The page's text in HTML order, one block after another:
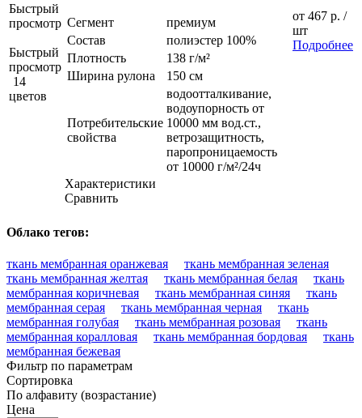
Быстрый
просмотр
Быстрый
просмотр
14
цветов
Сегмент
премиум
Состав
полиэстер 100%
Плотность
138 г/м²
Ширина рулона
150 см
Потребительские
свойства
водоотталкивание,
водоупорность от
10000 мм вод.ст.,
ветрозащитность,
паропроницаемость
от 10000 г/м²/24ч
Характеристики
Сравнить
от 467 р. /
шт
Подробнее
Облако тегов:
ткань мембранная оранжевая
ткань мембранная зеленая
ткань мембранная желтая
ткань мембранная белая
ткань
мембранная коричневая
ткань мембранная синяя
ткань
мембранная серая
ткань мембранная черная
ткань
мембранная голубая
ткань мембранная розовая
ткань
мембранная коралловая
ткань мембранная бордовая
ткань
мембранная бежевая
Фильтр по параметрам
Сортировка
По алфавиту (возрастание)
Цена